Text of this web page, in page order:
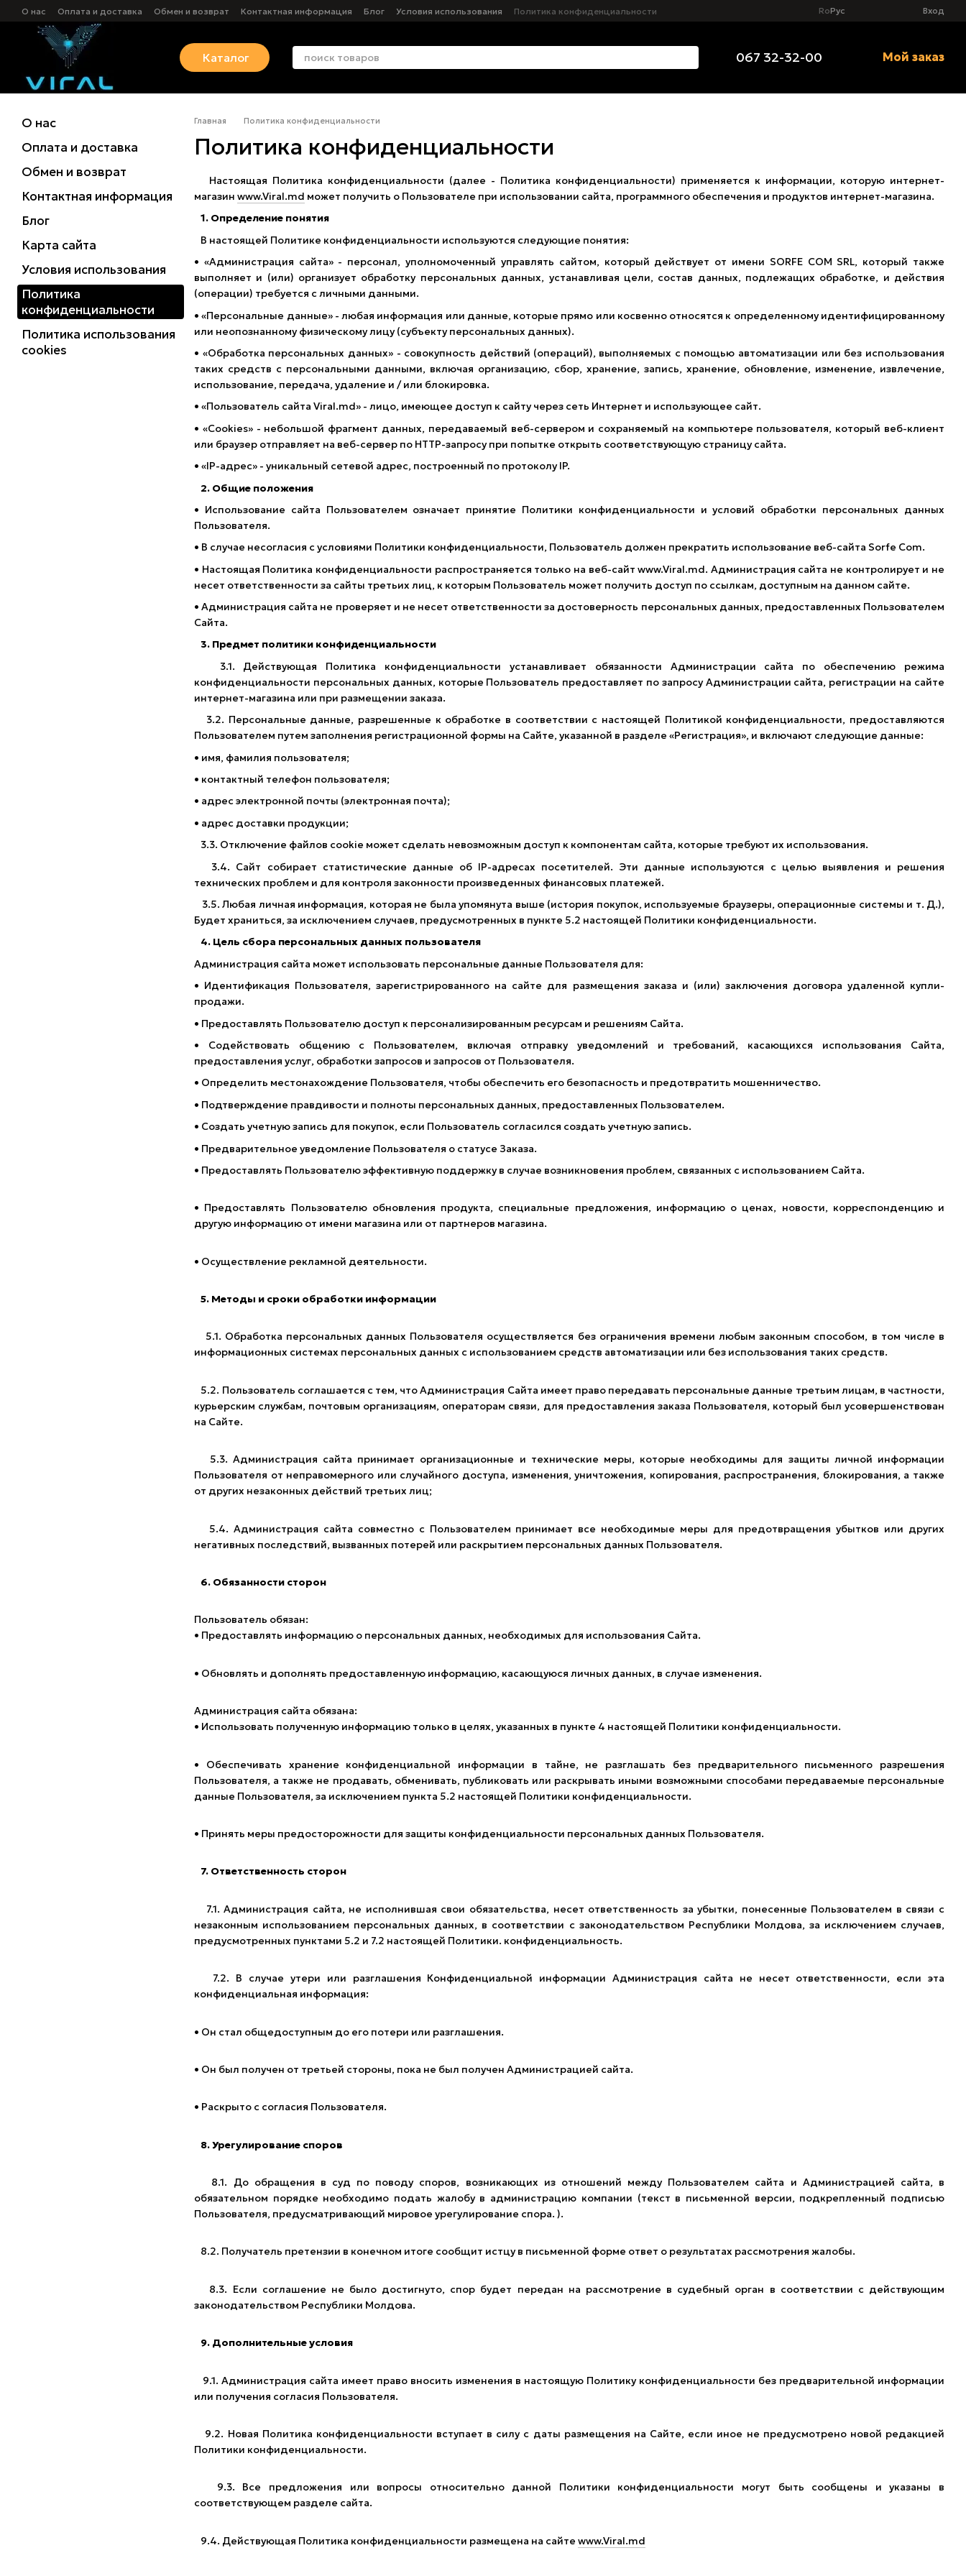
Перейти к основному контенту
О нас Оплата и доставка Обмен и возврат Контактная информация Блог Условия использования
Политика конфиденциальности
Политика использования cookies
RoРус Вход
Каталог 067 32-32-00 Мой заказ
Главная Политика конфиденциальности
Политика конфиденциальности
Настоящая Политика конфиденциальности (далее - Политика конфиденциальности) применяется к информации, которую интернет-
магазин www.Viral.md может получить о Пользователе при использовании сайта, программного обеспечения и продуктов интернет-магазина.
1. Определение понятия
В настоящей Политике конфиденциальности используются следующие понятия:
• «Администрация сайта» - персонал, уполномоченный управлять сайтом, который действует от имени SORFE COM SRL, который также
выполняет и (или) организует обработку персональных данных, устанавливая цели, состав данных, подлежащих обработке, и действия
(операции) требуется с личными данными.
• «Персональные данные» - любая информация или данные, которые прямо или косвенно относятся к определенному идентифицированному
или неопознанному физическому лицу (субъекту персональных данных).
• «Обработка персональных данных» - совокупность действий (операций), выполняемых с помощью автоматизации или без использования
таких средств с персональными данными, включая организацию, сбор, хранение, запись, хранение, обновление, изменение, извлечение,
использование, передача, удаление и / или блокировка.
• «Пользователь сайта Viral.md» - лицо, имеющее доступ к сайту через сеть Интернет и использующее сайт.
• «Cookies» - небольшой фрагмент данных, передаваемый веб-сервером и сохраняемый на компьютере пользователя, который веб-клиент
или браузер отправляет на веб-сервер по HTTP-запросу при попытке открыть соответствующую страницу сайта.
• «IP-адрес» - уникальный сетевой адрес, построенный по протоколу IP.
2. Общие положения
• Использование сайта Пользователем означает принятие Политики конфиденциальности и условий обработки персональных данных
Пользователя.
• В случае несогласия с условиями Политики конфиденциальности, Пользователь должен прекратить использование веб-сайта Sorfe Com.
• Настоящая Политика конфиденциальности распространяется только на веб-сайт www.Viral.md. Администрация сайта не контролирует и не
несет ответственности за сайты третьих лиц, к которым Пользователь может получить доступ по ссылкам, доступным на данном сайте.
• Администрация сайта не проверяет и не несет ответственности за достоверность персональных данных, предоставленных Пользователем
Сайта.
3. Предмет политики конфиденциальности
3.1. Действующая Политика конфиденциальности устанавливает обязанности Администрации сайта по обеспечению режима
конфиденциальности персональных данных, которые Пользователь предоставляет по запросу Администрации сайта, регистрации на сайте
интернет-магазина или при размещении заказа.
3.2. Персональные данные, разрешенные к обработке в соответствии с настоящей Политикой конфиденциальности, предоставляются
Пользователем путем заполнения регистрационной формы на Сайте, указанной в разделе «Регистрация», и включают следующие данные:
• имя, фамилия пользователя;
• контактный телефон пользователя;
• адрес электронной почты (электронная почта);
• адрес доставки продукции;
3.3. Отключение файлов cookie может сделать невозможным доступ к компонентам сайта, которые требуют их использования.
3.4. Сайт собирает статистические данные об IP-адресах посетителей. Эти данные используются с целью выявления и решения
технических проблем и для контроля законности произведенных финансовых платежей.
3.5. Любая личная информация, которая не была упомянута выше (история покупок, используемые браузеры, операционные системы и т. Д.),
Будет храниться, за исключением случаев, предусмотренных в пункте 5.2 настоящей Политики конфиденциальности.
4. Цель сбора персональных данных пользователя
Администрация сайта может использовать персональные данные Пользователя для:
• Идентификация Пользователя, зарегистрированного на сайте для размещения заказа и (или) заключения договора удаленной купли-
продажи.
• Предоставлять Пользователю доступ к персонализированным ресурсам и решениям Сайта.
• Содействовать общению с Пользователем, включая отправку уведомлений и требований, касающихся использования Сайта,
предоставления услуг, обработки запросов и запросов от Пользователя.
• Определить местонахождение Пользователя, чтобы обеспечить его безопасность и предотвратить мошенничество.
• Подтверждение правдивости и полноты персональных данных, предоставленных Пользователем.
• Создать учетную запись для покупок, если Пользователь согласился создать учетную запись.
• Предварительное уведомление Пользователя о статусе Заказа.
• Предоставлять Пользователю эффективную поддержку в случае возникновения проблем, связанных с использованием Сайта.
• Предоставлять Пользователю обновления продукта, специальные предложения, информацию о ценах, новости, корреспонденцию и
другую информацию от имени магазина или от партнеров магазина.
• Осуществление рекламной деятельности.
5. Методы и сроки обработки информации
5.1. Обработка персональных данных Пользователя осуществляется без ограничения времени любым законным способом, в том числе в
информационных системах персональных данных с использованием средств автоматизации или без использования таких средств.
5.2. Пользователь соглашается с тем, что Администрация Сайта имеет право передавать персональные данные третьим лицам, в частности,
курьерским службам, почтовым организациям, операторам связи, для предоставления заказа Пользователя, который был усовершенствован
на Сайте.
5.3. Администрация сайта принимает организационные и технические меры, которые необходимы для защиты личной информации
Пользователя от неправомерного или случайного доступа, изменения, уничтожения, копирования, распространения, блокирования, а также
от других незаконных действий третьих лиц;
5.4. Администрация сайта совместно с Пользователем принимает все необходимые меры для предотвращения убытков или других
негативных последствий, вызванных потерей или раскрытием персональных данных Пользователя.
6. Обязанности сторон
Пользователь обязан:
• Предоставлять информацию о персональных данных, необходимых для использования Сайта.
• Обновлять и дополнять предоставленную информацию, касающуюся личных данных, в случае изменения.
Администрация сайта обязана:
• Использовать полученную информацию только в целях, указанных в пункте 4 настоящей Политики конфиденциальности.
• Обеспечивать хранение конфиденциальной информации в тайне, не разглашать без предварительного письменного разрешения
Пользователя, а также не продавать, обменивать, публиковать или раскрывать иными возможными способами передаваемые персональные
данные Пользователя, за исключением пункта 5.2 настоящей Политики конфиденциальности.
• Принять меры предосторожности для защиты конфиденциальности персональных данных Пользователя.
7. Ответственность сторон
7.1. Администрация сайта, не исполнившая свои обязательства, несет ответственность за убытки, понесенные Пользователем в связи с
незаконным использованием персональных данных, в соответствии с законодательством Республики Молдова, за исключением случаев,
предусмотренных пунктами 5.2 и 7.2 настоящей Политики. конфиденциальность.
7.2. В случае утери или разглашения Конфиденциальной информации Администрация сайта не несет ответственности, если эта
конфиденциальная информация:
• Он стал общедоступным до его потери или разглашения.
• Он был получен от третьей стороны, пока не был получен Администрацией сайта.
• Раскрыто с согласия Пользователя.
8. Урегулирование споров
8.1. До обращения в суд по поводу споров, возникающих из отношений между Пользователем сайта и Администрацией сайта, в
обязательном порядке необходимо подать жалобу в администрацию компании (текст в письменной версии, подкрепленный подписью
Пользователя, предусматривающий мировое урегулирование спора. ).
8.2. Получатель претензии в конечном итоге сообщит истцу в письменной форме ответ о результатах рассмотрения жалобы.
8.3. Если соглашение не было достигнуто, спор будет передан на рассмотрение в судебный орган в соответствии с действующим
законодательством Республики Молдова.
9. Дополнительные условия
9.1. Администрация сайта имеет право вносить изменения в настоящую Политику конфиденциальности без предварительной информации
или получения согласия Пользователя.
9.2. Новая Политика конфиденциальности вступает в силу с даты размещения на Сайте, если иное не предусмотрено новой редакцией
Политики конфиденциальности.
9.3. Все предложения или вопросы относительно данной Политики конфиденциальности могут быть сообщены и указаны в
соответствующем разделе сайта.
9.4. Действующая Политика конфиденциальности размещена на сайте www.Viral.md
О нас
Оплата и доставка
Обмен и возврат
Контактная информация
Блог
Карта сайта
Условия использования
Политика
конфиденциальности
Политика использования
cookies